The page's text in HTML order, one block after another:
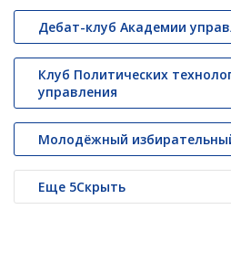
Дебат-клуб Академии
Клуб Политических
управления
Молодёжный
Еще 5Скрыть